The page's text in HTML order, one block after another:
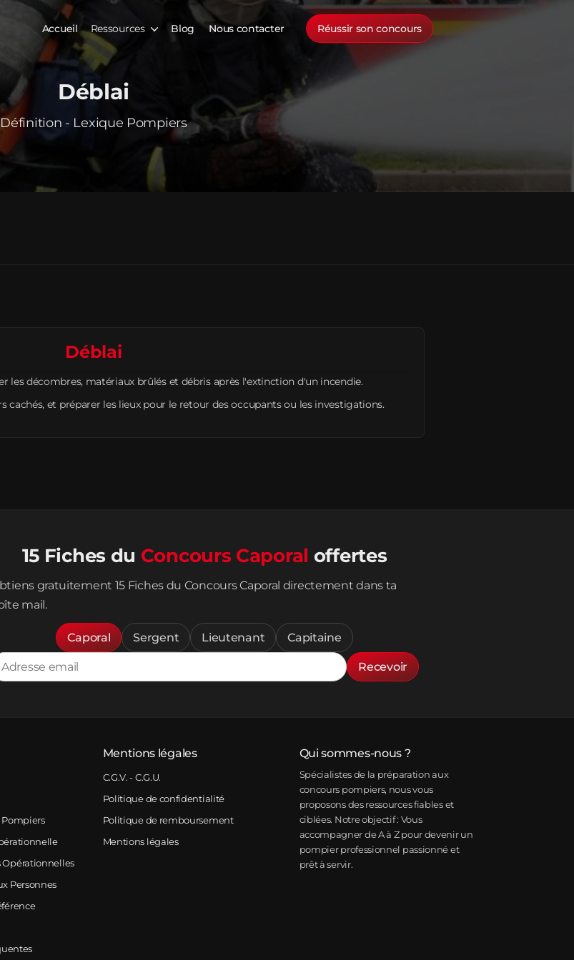
Accueil Ressources Blog Nous contacter Réussir son concours
Déblai
Définition - Lexique Pompiers
Déblai
les décombres, matériaux brûlés et débris après l'extinction d'un incendie.
cachés, et préparer les lieux pour le retour des occupants ou les investigations.
15 Fiches du Concours Caporal offertes
gratuitement 15 Fiches du Concours Caporal directement dans ta
mail.
Caporal Sergent Lieutenant Capitaine
Recevoir
Pompiers
Opérationnelles
Personnes
Mentions légales
C.G.V. - C.G.U.
Politique de confidentialité
Politique de remboursement
Mentions légales
Qui sommes-nous ?
Spécialistes de la préparation aux
concours pompiers, nous vous
proposons des ressources fiables et
ciblées. Notre objectif : Vous
accompagner de A à Z pour devenir un
pompier professionnel passionné et
prêt à servir.